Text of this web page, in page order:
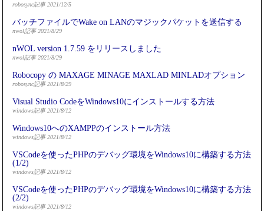
robosync記事 2021/12/5
バッチファイルでWake on LANのマジックパケットを送信する
nwol記事 2021/8/29
nWOL version 1.7.59 をリリースしました
nwol記事 2021/8/29
Robocopy の MAXAGE MINAGE MAXLAD MINLADオプション
robosync記事 2021/8/29
Visual Studio CodeをWindows10にインストールする方法
windows記事 2021/8/12
Windows10へのXAMPPのインストール方法
windows記事 2021/8/12
VSCodeを使ったPHPのデバッグ環境をWindows10に構築する方法
(1/2)
windows記事 2021/8/12
VSCodeを使ったPHPのデバッグ環境をWindows10に構築する方法
(2/2)
windows記事 2021/8/12